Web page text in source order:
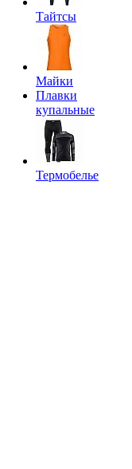
Тайтсы
Майки
Плавки
купальные
Термобелье